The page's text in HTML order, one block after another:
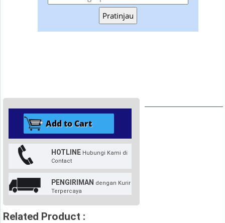
Pratinjau
HOTLINE Hubungi Kami di
Contact
PENGIRIMAN dengan Kurir
Terpercaya
Related Product :